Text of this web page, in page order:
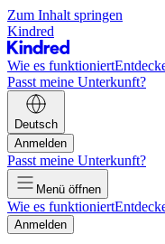
Zum Inhalt springen
Kindred
Wie es funktioniert
Passt meine Unterkunft?
Deutsch
Anmelden
Passt meine Unterkunft?
Menü öffnen
Wie es funktioniert
Anmelden